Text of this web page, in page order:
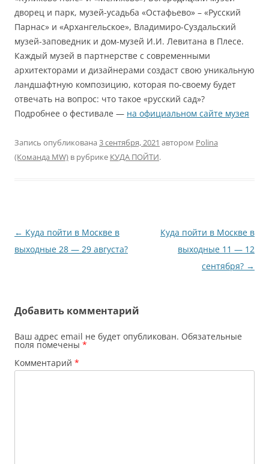
дворец и парк, музей-усадьба «Остафьево» – «Русский
Парнас» и «Архангельское», Владимиро-Суздальский
музей-заповедник и дом-музей И.И. Левитана в Плесе.
Каждый музей в партнерстве с современными
архитекторами и дизайнерами создаст свою уникальную
ландшафтную композицию, которая по-своему будет
отвечать на вопрос: что такое «русский сад»?
Подробнее о фестивале — на официальном сайте музея
Запись опубликована 3 сентября, 2021 автором Polina
(Команда MW) в рубрике КУДА ПОЙТИ.
Навигация
по
← Куда пойти в Москве в
выходные 28 — 29 августа?
Куда пойти в Москве в
выходные 11 — 12
сентября? →
Добавить комментарий
Ваш адрес email не будет опубликован. Обязательные
поля помечены *
Комментарий *